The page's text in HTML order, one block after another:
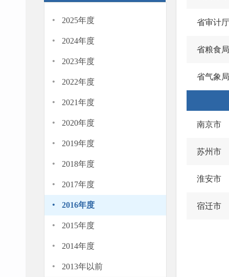
· 2025年度
· 2024年度
· 2023年度
· 2022年度
· 2021年度
· 2020年度
· 2019年度
· 2018年度
· 2017年度
· 2016年度
· 2015年度
· 2014年度
· 2013年以前
省审计厅
省粮食局
省气象局
南京市
苏州市
淮安市
宿迁市